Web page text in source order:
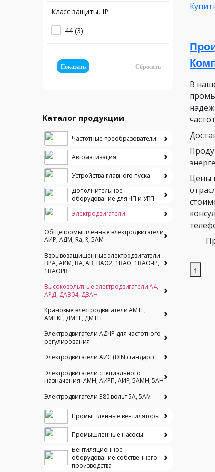
Класс защиты, IP
44 (3)
Показать Сбросить
Каталог продукции
Частотные преобразователи
Автоматизация
Устройства плавного пуска
Дополнительное
оборудование для ЧП и УПП
Электродвигатели
Общепромышленные электродвигатели
АИР, АДМ, Ra, R, 5AM
Взрывозащищенные электродвигатели
ВРА, АИМ, ВА, АВ, ВАO2, 1ВАО, 1ВАОЧР,
1ВАОРВ
Высоковольтные электродвигатели A4,
АРД, ДАЗ04, ДВАН
Крановые электродвигатели AMTF,
AMTKF, ДMTF, ДМТН
Электродвигатели АДЧР для частотного
регулирования
Электродвигатели АИС (DIN стандарт)
Электродвигатели специального
назначения: АМН, АИРП, АИР, 5АМН, 5АН
Электродвигатели 380 вольт 5А, 5АМ
Промышленные вентиляторы
Промышленные насосы
Вентиляционное
оборудование собственного
производства
В
Цены
↑